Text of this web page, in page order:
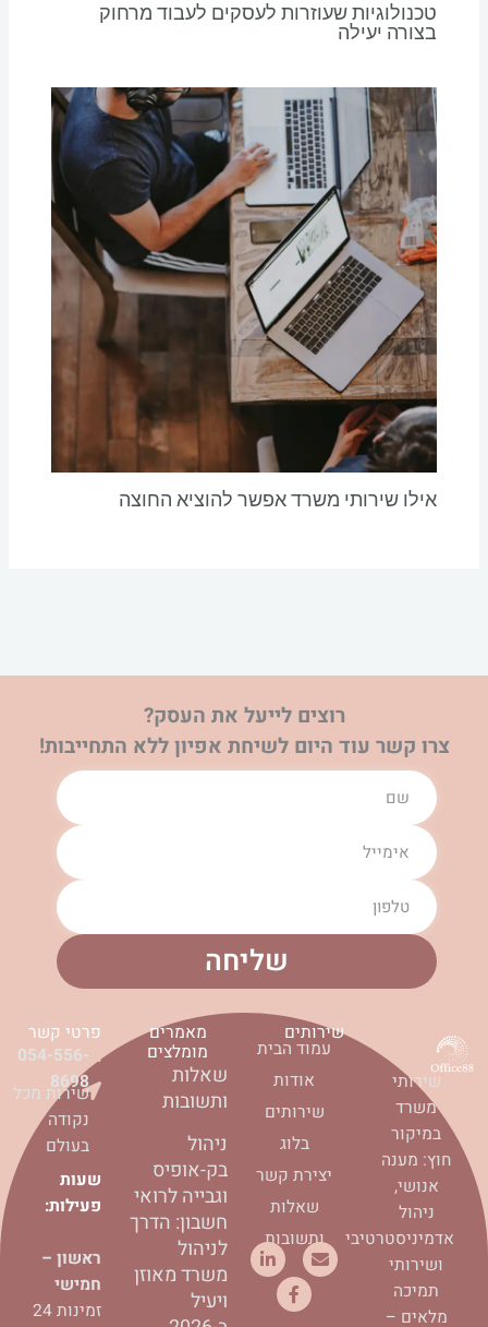
טכנולוגיות שעוזרות לעסקים לעבוד מרחוק
בצורה יעילה
אילו שירותי משרד אפשר להוציא החוצה
רוצים לייעל את העסק?
צרו קשר עוד היום לשיחת אפיון ללא התחייבות!
שליחה
שירותי
משרד
במיקור
חוץ: מענה
אנושי,
ניהול
אדמיניסטרטיבי
ושירותי
תמיכה
מלאים –
שירותים
עמוד הבית
אודות
שירותים
בלוג
יצירת קשר
שאלות
ותשובות
E
n
L
i
F
c
e
מאמרים
מומלצים
שאלות
ותשובות
ניהול
בק-אופיס
וגבייה לרואי
חשבון: הדרך
לניהול
משרד מאוזן
ויעיל
פרטי קשר
054-556-
8698
שירות מכל
נקודה
בעולם
שעות
פעילות:
ראשון –
חמישי
זמינות 24